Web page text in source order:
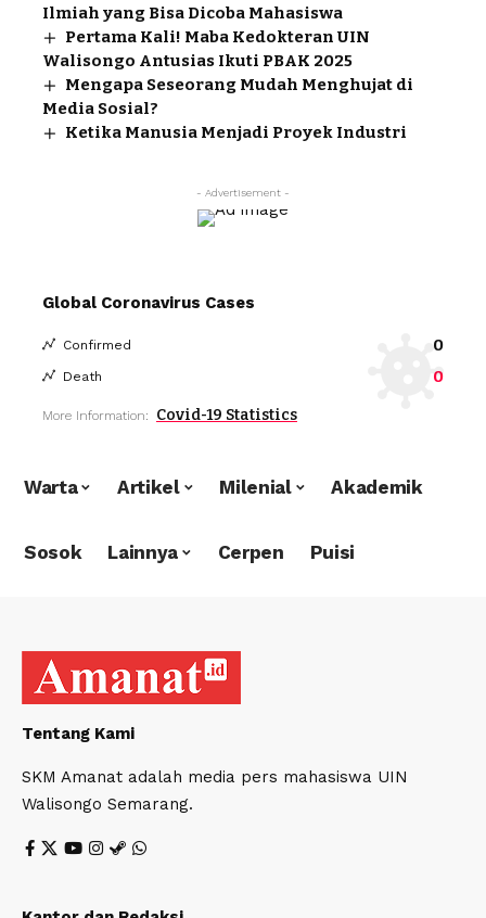
Ilmiah yang Bisa Dicoba Mahasiswa
Pertama Kali! Maba Kedokteran UIN
Walisongo Antusias Ikuti PBAK 2025
Mengapa Seseorang Mudah Menghujat di
Media Sosial?
Ketika Manusia Menjadi Proyek Industri
- Advertisement -
Global Coronavirus Cases
Confirmed 0
Death 0
More Information: Covid-19 Statistics
Warta Artikel Milenial Akademik
Sosok Lainnya Cerpen Puisi
Tentang Kami
SKM Amanat adalah media pers mahasiswa UIN
Walisongo Semarang.